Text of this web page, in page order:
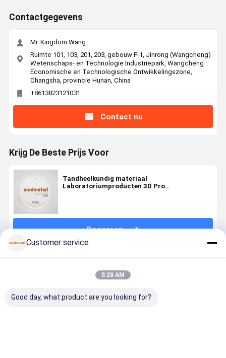
Contactgegevens
Mr. Kingdom Wang
Ruimte 101, 103, 201, 203, gebouw F-1, Jinrong (Wangcheng)
Wetenschaps- en Technologie Industriepark, Wangcheng
Economische en Technologische Ontwikkelingszone,
Changsha, provincie Hunan, China
+8613823121031
Contact nu
Krijg De Beste Prijs Voor
Tandheelkundig materiaal
Laboratoriumproducten 3D Pro
Doorgaan
Customer service
5:28 AM
Good day, what product are you looking for?